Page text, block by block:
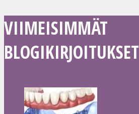
VIIMEISIMMÄT
BLOGIKIRJOITUKSET